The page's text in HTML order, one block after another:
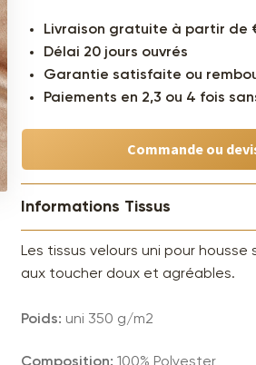
Livraison gratuite à partir de
Délai 20 jours ouvrés
Garantie satisfaite ou
Paiements en 2,3 ou 4 fois
Commande ou
Informations Tissus
Les tissus velours uni pour
aux toucher doux et agréables.
Poids: uni 350 g/m2